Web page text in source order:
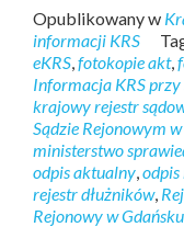
Opublikowany w
informacji KRS
eKRS,fotokopie akt,
Informacja KRS
krajowy rejestr
Sądzie Rejonowym
ministerstwo
odpis aktualny,odpis
rejestr dłużników,
Rejonowy w Gdańsku